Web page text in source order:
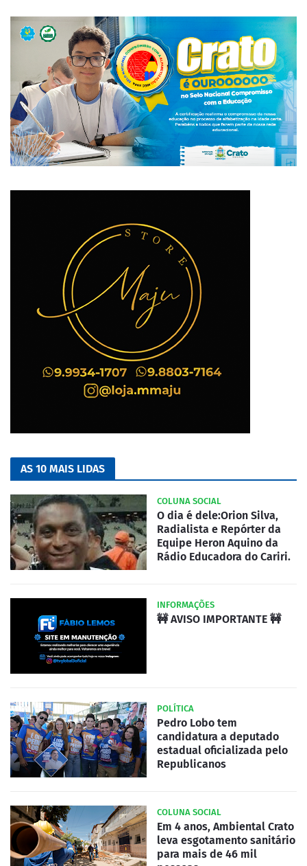
AS 10 MAIS LIDAS
COLUNA SOCIAL
O dia é dele:Orion Silva,
Radialista e Repórter da
Equipe Heron Aquino da
Rádio Educadora do Cariri.
INFORMAÇÕES
🚧 AVISO IMPORTANTE 🚧
POLÍTICA
Pedro Lobo tem
candidatura a deputado
estadual oficializada pelo
Republicanos
COLUNA SOCIAL
Em 4 anos, Ambiental Crato
leva esgotamento sanitário
para mais de 46 mil